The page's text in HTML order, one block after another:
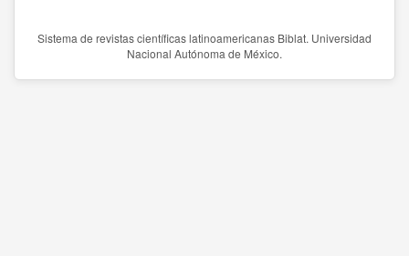
Sistema de revistas científicas latinoamericanas Biblat. Universidad
Nacional Autónoma de México.